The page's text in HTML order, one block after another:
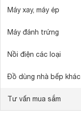
Máy xay, máy ép
Máy đánh trứng
Nồi điện các loại
Đồ dùng nhà bếp khác
Tư vấn mua sắm